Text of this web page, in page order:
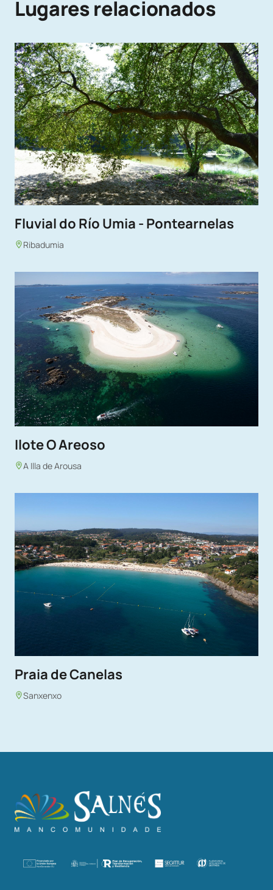
Lugares relacionados
Fluvial do Río Umia - Pontearnelas
Ribadumia
Ilote O Areoso
A Illa de Arousa
Praia de Canelas
Sanxenxo